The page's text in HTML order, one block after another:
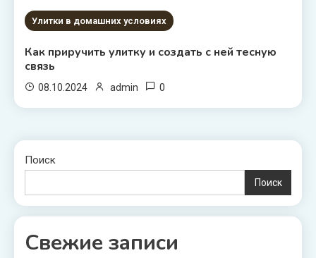
Улитки в домашних условиях
Как приручить улитку и создать с ней тесную
связь
08.10.2024 admin 0
Поиск
Поиск
Свежие записи